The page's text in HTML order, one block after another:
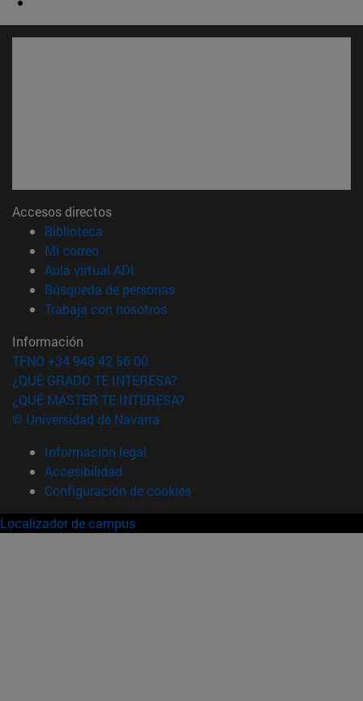
Accesos directos
Biblioteca
Mi correo(abre en nueva ventana)
Aula virtual ADI
Búsqueda de personas(abre en nueva ventana)
Trabaja con nosotros(abre en nueva ventana)
Información
TFNO +34 948 42 56 00
¿QUÉ GRADO TE INTERESA?
¿QUÉ MÁSTER TE INTERESA?
© Universidad de Navarra
Información legal
Accesibilidad
Configuración de cookies
Localizador de campus